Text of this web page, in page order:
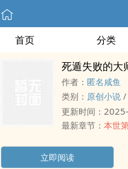
首页 分类
死遁失败的大
作者： 匿名咸鱼
类别： 原创小说 /
更新时间：
最新章节： 本世
立即阅读